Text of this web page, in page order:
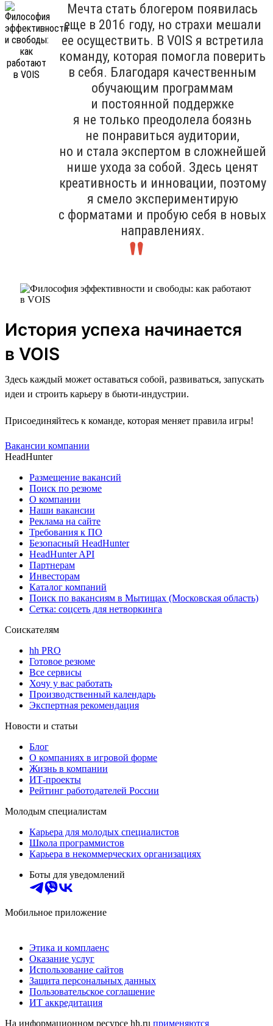
Мечта стать блогером появилась
еще в 2016 году, но страхи мешали
ее осуществить. В VOIS я встретила
команду, которая помогла поверить
в себя. Благодаря качественным
обучающим программам
и постоянной поддержке
я не только преодолела боязнь
не понравиться аудитории,
но и стала экспертом в сложнейшей
нише ухода за собой. Здесь ценят
креативность и инновации, поэтому
я смело экспериментирую
с форматами и пробую себя в новых
направлениях.
История успеха начинается
в VOIS
Здесь каждый может оставаться собой, развиваться, запускать
идеи и строить карьеру в бьюти-индустрии.
Присоединяйтесь к команде, которая меняет правила игры!
Вакансии компании
HeadHunter
Размещение вакансий
Поиск по резюме
О компании
Наши вакансии
Реклама на сайте
Требования к ПО
Безопасный HeadHunter
HeadHunter API
Партнерам
Инвесторам
Каталог компаний
Поиск по вакансиям в Мытищах (Московская область)
Сетка: соцсеть для нетворкинга
Соискателям
hh PRO
Готовое резюме
Все сервисы
Хочу у вас работать
Производственный календарь
Экспертная рекомендация
Новости и статьи
Блог
О компаниях в игровой форме
Жизнь в компании
ИТ-проекты
Рейтинг работодателей России
Молодым специалистам
Карьера для молодых специалистов
Школа программистов
Карьера в некоммерческих организациях
Боты для уведомлений
Мобильное приложение
Этика и комплаенс
Оказание услуг
Использование сайтов
Защита персональных данных
Пользовательское соглашение
ИТ аккредитация
На информационном ресурсе hh.ru применяются